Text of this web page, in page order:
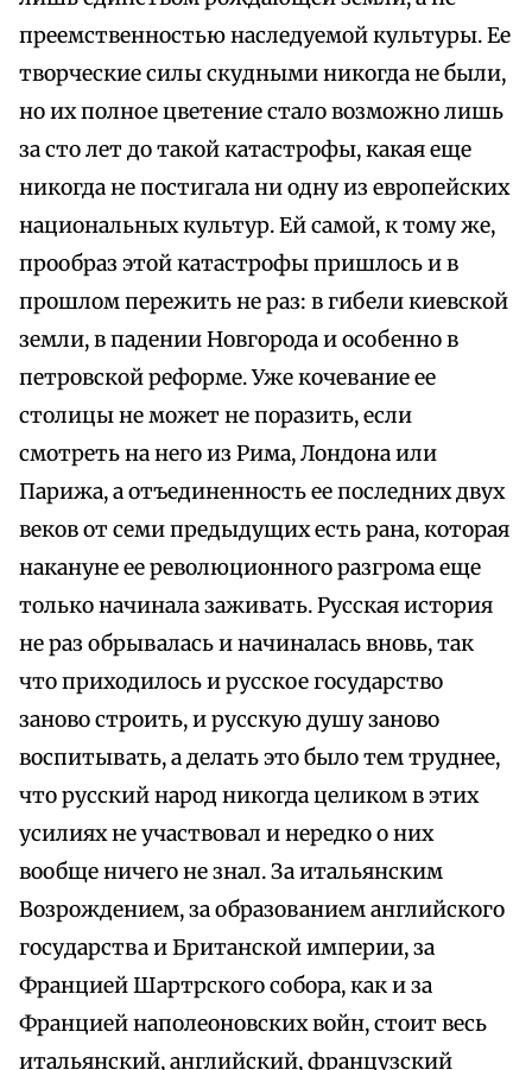
преемственностью наследуемой культуры. Ее
творческие силы скудными никогда не были,
но их полное цветение стало возможно лишь
за сто лет до такой катастрофы, какая еще
никогда не постигала ни одну из европейских
национальных культур. Ей самой, к тому же,
прообраз этой катастрофы пришлось и в
прошлом пережить не раз: в гибели киевской
земли, в падении Новгорода и особенно в
петровской реформе. Уже кочевание ее
столицы не может не поразить, если
смотреть на него из Рима, Лондона или
Парижа, а отъединенность ее последних двух
веков от семи предыдущих есть рана, которая
накануне ее революционного разгрома еще
только начинала заживать. Русская история
не раз обрывалась и начиналась вновь, так
что приходилось и русское государство
заново строить, и русскую душу заново
воспитывать, а делать это было тем труднее,
что русский народ никогда целиком в этих
усилиях не участвовал и нередко о них
вообще ничего не знал. За итальянским
Возрождением, за образованием английского
государства и Британской империи, за
Францией Шартрского собора, как и за
Францией наполеоновских войн, стоит весь
итальянский, английский, французский